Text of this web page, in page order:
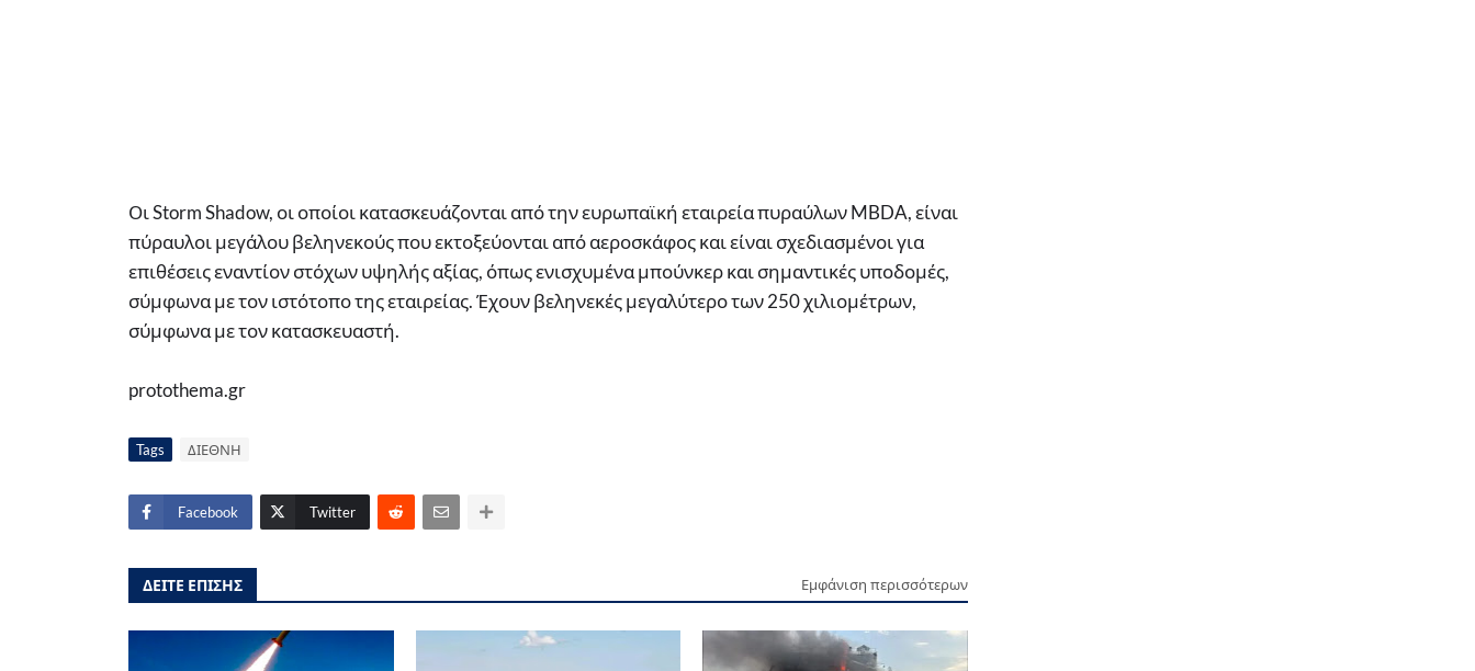
Οι Storm Shadow, οι οποίοι κατασκευάζονται από την ευρωπαϊκή εταιρεία πυραύλων MBDA, είναι
πύραυλοι μεγάλου βεληνεκούς που εκτοξεύονται από αεροσκάφος και είναι σχεδιασμένοι για
επιθέσεις εναντίον στόχων υψηλής αξίας, όπως ενισχυμένα μπούνκερ και σημαντικές υποδομές,
σύμφωνα με τον ιστότοπο της εταιρείας. Έχουν βεληνεκές μεγαλύτερο των 250 χιλιομέτρων,
σύμφωνα με τον κατασκευαστή.
protothema.gr
Tags ΔΙΕΘΝΗ
Facebook Twitter
ΔΕΙΤΕ ΕΠΙΣΗΣ Εμφάνιση περισσότερων